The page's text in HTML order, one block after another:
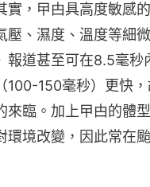
實，曱甴具高度敏感
壓、濕度、溫度等細
報道甚至可在8.5毫秒
100-150毫秒）更快
來臨。加上曱甴的體
環境改變，因此常在